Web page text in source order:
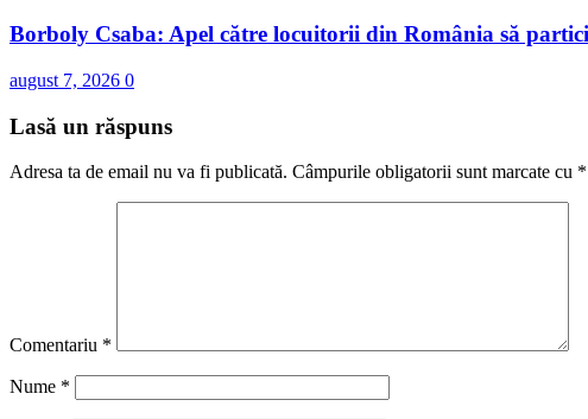
Borboly Csaba: Apel către locuitorii din România să
august 7, 2026 0
Lasă un răspuns
Adresa ta de email nu va fi publicată. Câmpurile obligatorii sunt marcate cu *
Comentariu *
Nume *